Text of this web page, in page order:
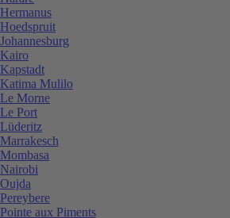
Hermanus
Hoedspruit
Johannesburg
Kairo
Kapstadt
Katima Mulilo
Le Morne
Le Port
Lüderitz
Marrakesch
Mombasa
Nairobi
Oujda
Pereybere
Pointe aux Piments